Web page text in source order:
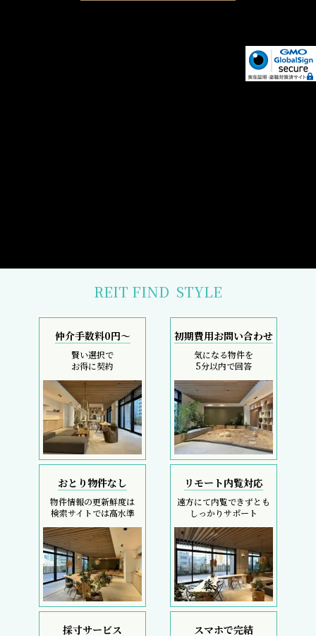
REIT FIND STYLE
仲介手数料0円～
賢い選択で
お得に契約
初期費用お問い合わせ
気になる物件を
5分以内で回答
おとり物件なし
物件情報の更新鮮度は
検索サイトでは高水準
リモート内覧対応
遠方にて内覧できずとも
しっかりサポート
採寸サービス スマホで完結